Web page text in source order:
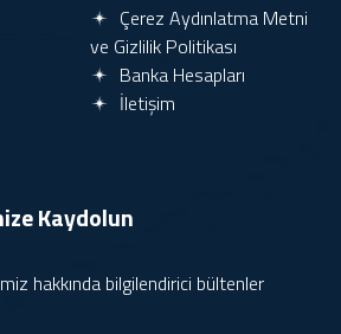
Çerez Aydınlatma Metni
ve Gizlilik Politikası
Banka Hesapları
İletişim
Kaydolun
hakkında bilgilendirici bültenler